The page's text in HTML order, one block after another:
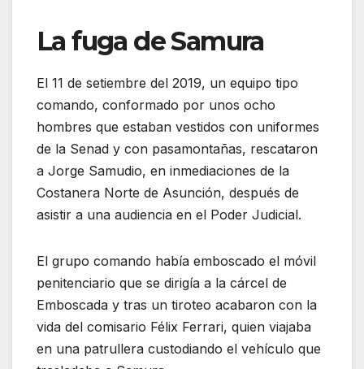
La fuga de Samura
El 11 de setiembre del 2019, un equipo tipo
comando, conformado por unos ocho
hombres que estaban vestidos con uniformes
de la Senad y con pasamontañas, rescataron
a Jorge Samudio, en inmediaciones de la
Costanera Norte de Asunción, después de
asistir a una audiencia en el Poder Judicial.
El grupo comando había emboscado el móvil
penitenciario que se dirigía a la cárcel de
Emboscada y tras un tiroteo acabaron con la
vida del comisario Félix Ferrari, quien viajaba
en una patrullera custodiando el vehículo que